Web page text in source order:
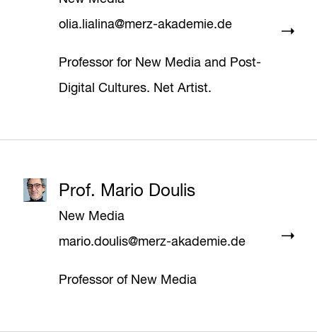
olia.lialina@merz-akademie.de
Professor for New Media and Post-
Digital Cultures. Net Artist.
Prof. Mario Doulis
New Media
mario.doulis@merz-akademie.de
Professor of New Media